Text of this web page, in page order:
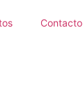
Contacto